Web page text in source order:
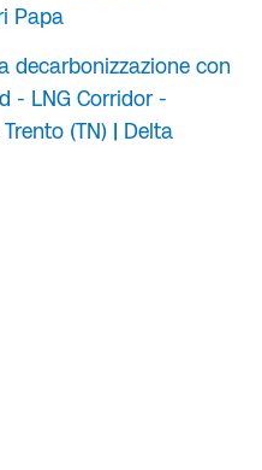
Papa
decarbonizzazione con
- LNG Corridor -
Trento (TN) | Delta